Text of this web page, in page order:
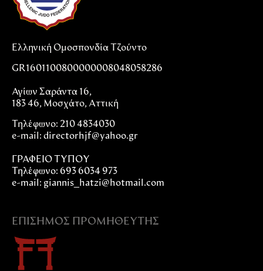
Ελληνική Ομοσπονδία Τζούντο
GR1601100800000008048058286
Αγίων Σαράντα 16,
183 46, Μοσχάτο, Αττική
Τηλέφωνο: 210 4834030
e-mail: directorhjf@yahoo.gr
ΓΡΑΦΕΙΟ ΤΥΠΟΥ
Τηλέφωνο: 693 6034 973
e-mail: giannis_hatzi@hotmail.com
ΕΠΊΣΗΜΟΣ ΠΡΟΜΗΘΕΥΤΉΣ